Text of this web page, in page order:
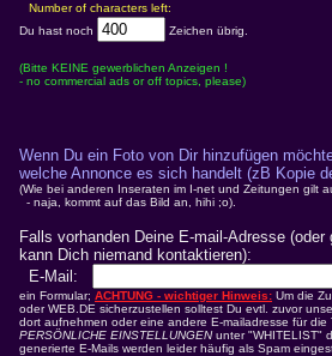
Number of characters left:
Du hast noch
Zeichen übrig.
(Bitte KEINE gewerblichen Anzeigen !
- no commercial ads or off topics, please)
Wenn Du ein Foto von Dir hinzufügen
welche Annonce es sich handelt (zB Kopie
(Wie bei anderen Inseraten im I-net und Zeitungen gilt
- naja, kommt auf das Bild an, hihi ;o).
Falls vorhanden Deine E-mail-Adresse
kann Dich niemand kontaktieren):
E-Mail:
ein Formular; ACHTUNG - wichtiger Hinweis: Um die
oder WEB.DE sicherzustellen solltest Du evtl. zuvor
dort aufnehmen oder eine andere E-mailadresse für
PERSÖNLICHE EINSTELLUNGENunter "WHITELIST"
generierte E-Mails werden leider häufig als Spam